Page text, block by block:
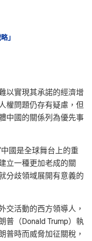
」
以實現其承諾的經濟增
權問題仍存有疑慮，但
中國的關係列為優先事
國是全球舞台上的重
立一種更加老成的關
分歧領域展開有意義的
交活動的西方領導人，
普（Donald Trump）執
普時而威脅加征關稅，